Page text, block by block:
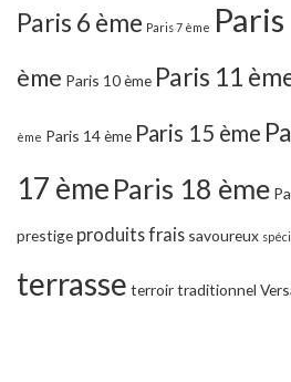
Paris 6 ème Paris 7 ème
ème Paris 10 ème Paris 11
ème Paris 14 ème Paris 15 ème
17 ème Paris 18 ème
prestige produits frais savoureux
terrasse terroirtraditionnel